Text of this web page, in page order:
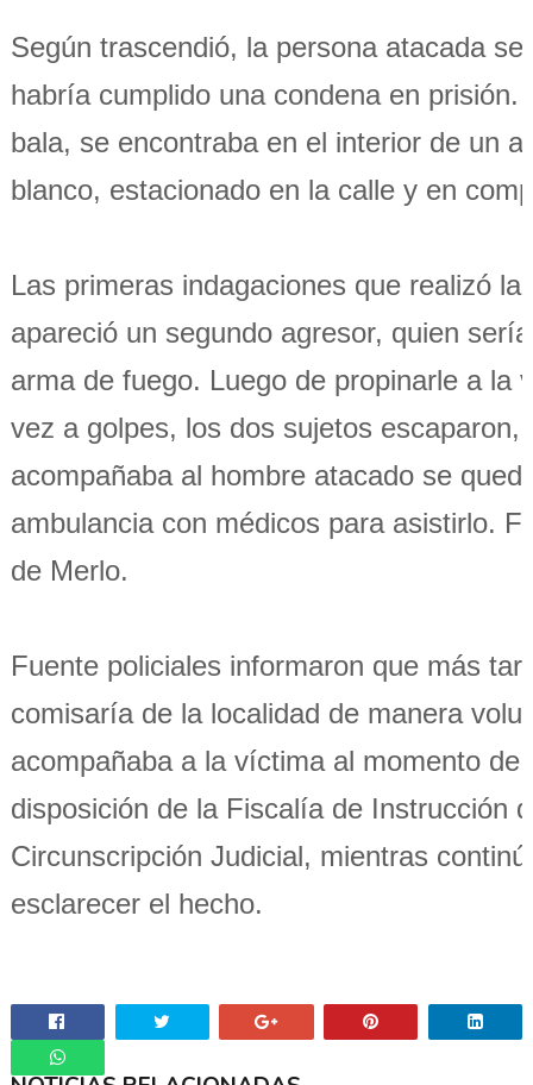
Según trascendió, la persona atacada
habría cumplido una condena en
bala, se encontraba en el interior de un
blanco, estacionado en la calle y en
Las primeras indagaciones que realizó
apareció un segundo agresor, quien
arma de fuego. Luego de propinarle a la
vez a golpes, los dos sujetos
acompañaba al hombre atacado se
ambulancia con médicos para asistirlo.
de Merlo.
Fuente policiales informaron que más
comisaría de la localidad de manera
acompañaba a la víctima al momento
disposición de la Fiscalía de Instrucción
Circunscripción Judicial, mientras
esclarecer el hecho.